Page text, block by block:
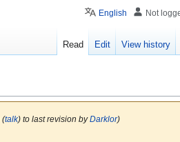
(talk) to last revision byDarklor)
English Not
Read Edit View history